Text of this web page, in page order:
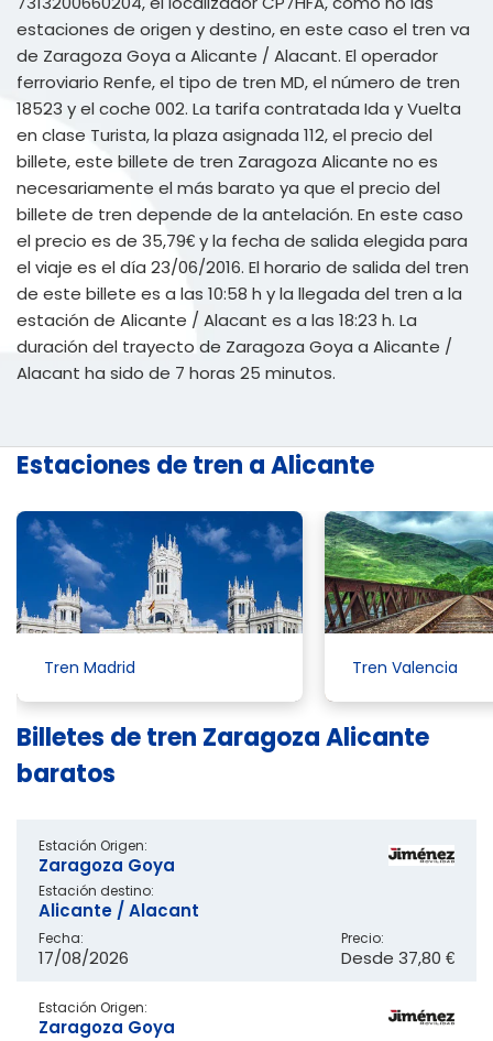
estaciones de origen y destino, en este caso el tren va
de Zaragoza Goya a Alicante / Alacant. El operador
ferroviario Renfe, el tipo de tren MD, el número de tren
18523 y el coche 002. La tarifa contratada Ida y Vuelta
en clase Turista, la plaza asignada 112, el precio del
billete, este billete de tren Zaragoza Alicante no es
necesariamente el más barato ya que el precio del
billete de tren depende de la antelación. En este caso
el precio es de 35,79€ y la fecha de salida elegida para
el viaje es el día 23/06/2016. El horario de salida del tren
de este billete es a las 10:58 h y la llegada del tren a la
estación de Alicante / Alacant es a las 18:23 h. La
duración del trayecto de Zaragoza Goya a Alicante /
Alacant ha sido de 7 horas 25 minutos.
Estaciones de tren a Alicante
Tren Madrid Tren Valencia
Billetes de tren Zaragoza Alicante
baratos
Estación Origen:
Zaragoza Goya
Estación destino:
Alicante / Alacant
Fecha:
17/08/2026
Precio:
Desde 37,80 €
Estación Origen:
Zaragoza Goya